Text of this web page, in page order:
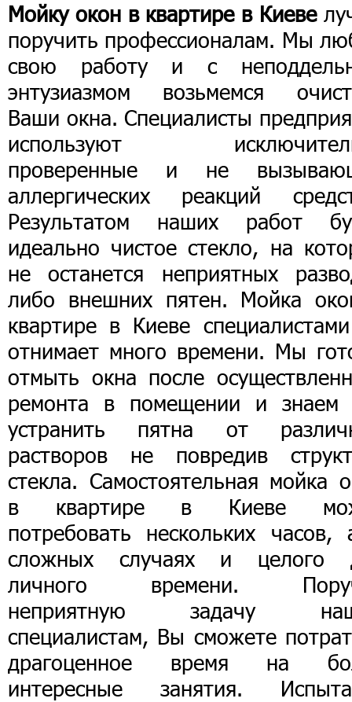
Мойку окон в квартире в Киеве
поручить профессионалам. Мы
свою работу и с
энтузиазмом возьмемся
Ваши окна. Специалисты
используют
проверенные и не
аллергических реакций
Результатом наших работ
идеально чистое стекло, на
не останется неприятных
либо внешних пятен. Мойка
квартире в Киеве
отнимает много времени. Мы
отмыть окна после
ремонта в помещении и знаем
устранить пятна от
растворов не повредив
стекла. Самостоятельная мойка
в квартире в Киеве
потребовать нескольких
сложных случаях и целого
личного времени.
неприятную задачу
специалистам, Вы сможете
драгоценное время на
интересные занятия.